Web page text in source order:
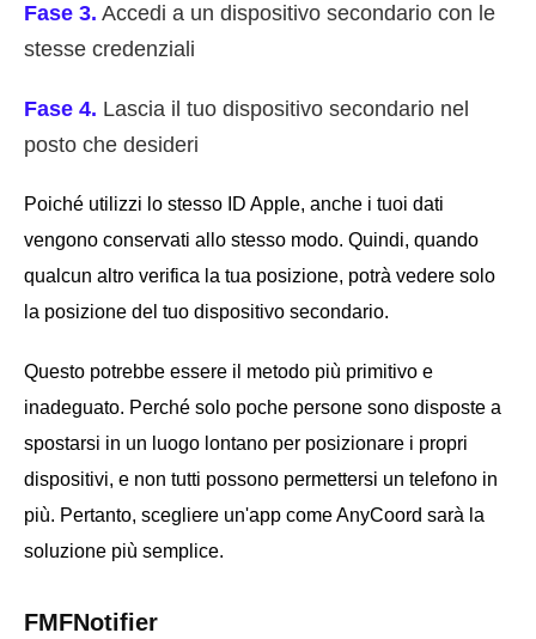
Fase 3. Accedi a un dispositivo secondario con le
stesse credenziali
Fase 4. Lascia il tuo dispositivo secondario nel
posto che desideri
Poiché utilizzi lo stesso ID Apple, anche i tuoi dati
vengono conservati allo stesso modo. Quindi, quando
qualcun altro verifica la tua posizione, potrà vedere solo
la posizione del tuo dispositivo secondario.
Questo potrebbe essere il metodo più primitivo e
inadeguato. Perché solo poche persone sono disposte a
spostarsi in un luogo lontano per posizionare i propri
dispositivi, e non tutti possono permettersi un telefono in
più. Pertanto, scegliere un'app come AnyCoord sarà la
soluzione più semplice.
FMFNotifier